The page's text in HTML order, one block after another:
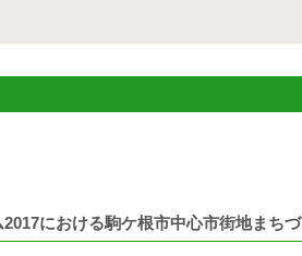
における駒ケ根市中心市街地まち